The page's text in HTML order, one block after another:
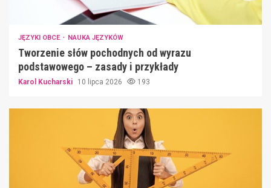
JĘZYKI OBCE NAUKA JĘZYKÓW
Tworzenie słów pochodnych od wyrazu
podstawowego – zasady i przykłady
Karol Kucharski 10 lipca 2026 193